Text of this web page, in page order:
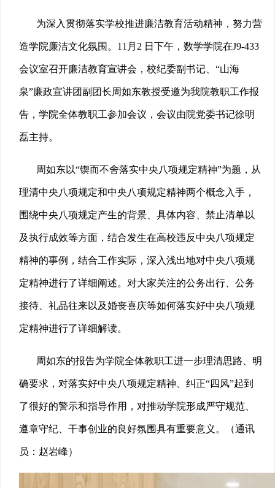
为深入贯彻落实学校推进廉洁教育活动精神，努力营
造学院廉洁文化氛围。11月2 日下午，数学学院在J9-433
会议室召开廉洁教育宣讲会，校纪委副书记、“山海
泉”廉政宣讲团副团长周如东教授受邀为我院教职工作报
告，学院全体教职工参加会议，会议由院党委书记徐明
磊主持。
周如东以“锲而不舍落实中央八项规定精神”为题，从
理清中央八项规定和中央八项规定精神两个概念入手，
围绕中央八项规定产生的背景、具体内容、禁止清单以
及执行成效等方面，结合发生在高校违反中央八项规定
精神的事例，结合工作实际，深入浅出地对中央八项规
定精神进行了详细阐述。对大家关注的公务出行、公务
接待、礼品往来以及婚丧喜庆等如何落实好中央八项规
定精神进行了详细解读。
周如东的报告为学院全体教职工进一步理清思路、明
确要求，对落实好中央八项规定精神、纠正“四风”起到
了很好的警示和指导作用，对推动学院形成严守规范、
遵章守纪、干事创业的良好氛围具有重要意义。（通讯
员：赵岩峰）